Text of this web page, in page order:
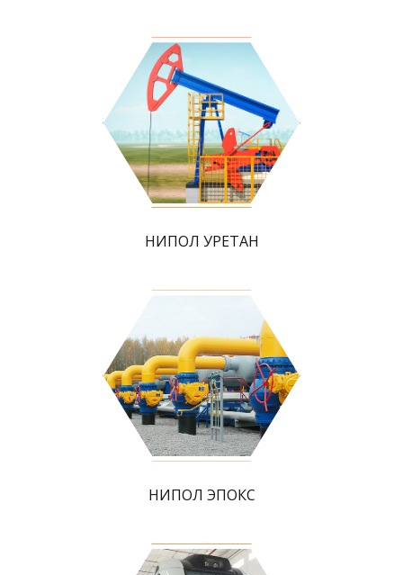
НИПОЛ УРЕТАН
НИПОЛ ЭПОКС